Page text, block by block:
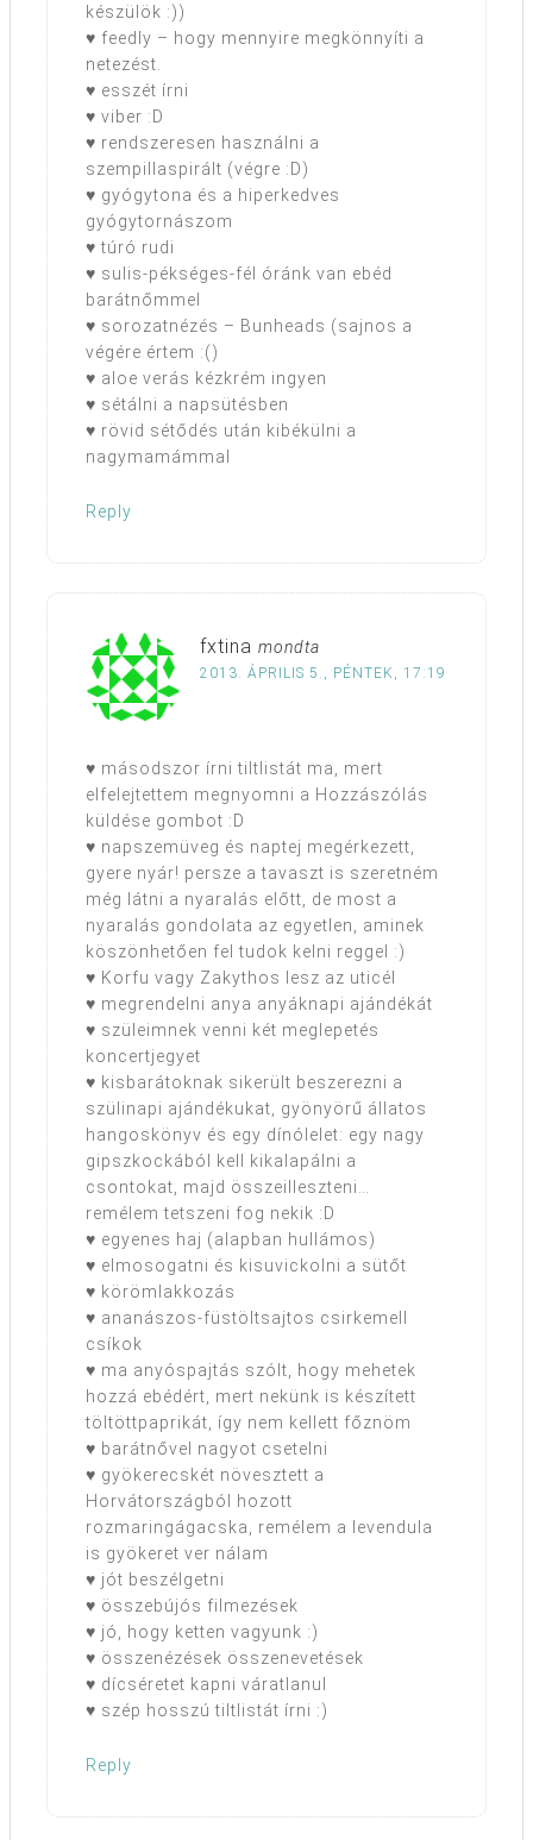
készülök :))
♥ feedly – hogy mennyire megkönnyíti a
netezést.
♥ esszét írni
♥ viber :D
♥ rendszeresen használni a
szempillaspirált (végre :D)
♥ gyógytona és a hiperkedves
gyógytornászom
♥ túró rudi
♥ sulis-pékséges-fél óránk van ebéd
barátnőmmel
♥ sorozatnézés – Bunheads (sajnos a
végére értem :()
♥ aloe verás kézkrém ingyen
♥ sétálni a napsütésben
♥ rövid sétődés után kibékülni a
nagymamámmal
Reply
fxtina mondta
2013. ÁPRILIS 5., PÉNTEK, 17:19
♥ másodszor írni tiltlistát ma, mert
elfelejtettem megnyomni a Hozzászólás
küldése gombot :D
♥ napszemüveg és naptej megérkezett,
gyere nyár! persze a tavaszt is szeretném
még látni a nyaralás előtt, de most a
nyaralás gondolata az egyetlen, aminek
köszönhetően fel tudok kelni reggel :)
♥ Korfu vagy Zakythos lesz az uticél
♥ megrendelni anya anyáknapi ajándékát
♥ szüleimnek venni két meglepetés
koncertjegyet
♥ kisbarátoknak sikerült beszerezni a
szülinapi ajándékukat, gyönyörű állatos
hangoskönyv és egy dínólelet: egy nagy
gipszkockából kell kikalapálni a
csontokat, majd összeilleszteni…
remélem tetszeni fog nekik :D
♥ egyenes haj (alapban hullámos)
♥ elmosogatni és kisuvickolni a sütőt
♥ körömlakkozás
♥ ananászos-füstöltsajtos csirkemell
csíkok
♥ ma anyóspajtás szólt, hogy mehetek
hozzá ebédért, mert nekünk is készített
töltöttpaprikát, így nem kellett főznöm
♥ barátnővel nagyot csetelni
♥ gyökerecskét növesztett a
Horvátországból hozott
rozmaringágacska, remélem a levendula
is gyökeret ver nálam
♥ jót beszélgetni
♥ összebújós filmezések
♥ jó, hogy ketten vagyunk :)
♥ összenézések összenevetések
♥ dícséretet kapni váratlanul
♥ szép hosszú tiltlistát írni :)
Reply